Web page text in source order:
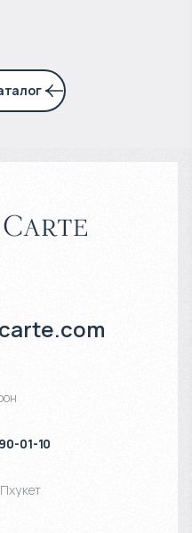
01-10
Пхукет